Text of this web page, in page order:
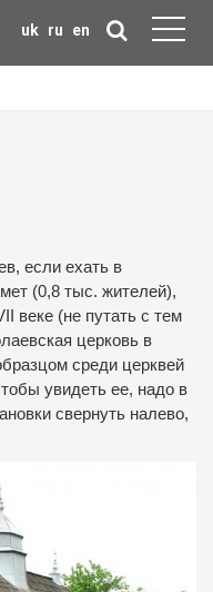
uk ru en
если ехать в
(0,8 тыс. жителей),
веке (не путать с тем
церковь в
среди церквей
увидеть ее, надо в
свернуть налево,